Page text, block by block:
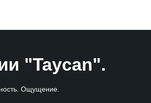
"Taycan".
Ощущение.